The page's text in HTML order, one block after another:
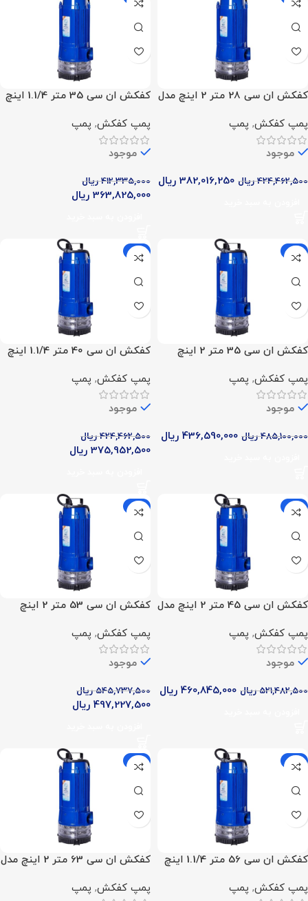
کفکش ان سی 28 متر 2 اینچ مدل
پمپ کفکش, پمپ
موجود
424,462,500 ریال 382,016,250 ریال
کفکش ان سی 35 متر 1.1/4 اینچ
پمپ کفکش, پمپ
موجود
412,335,000 ریال
363,825,000 ریال
-10%
کفکش ان سی 35 متر 2 اینچ
پمپ کفکش, پمپ
موجود
485,100,000 ریال 436,590,000 ریال
-11%
کفکش ان سی 40 متر 1.1/4 اینچ
پمپ کفکش, پمپ
موجود
424,462,500 ریال
375,952,500 ریال
-12%
کفکش ان سی 45 متر 2 اینچ مدل
پمپ کفکش, پمپ
موجود
521,482,500 ریال 460,845,000 ریال
-9%
کفکش ان سی 53 متر 2 اینچ
پمپ کفکش, پمپ
موجود
545,737,500 ریال
497,227,500 ریال
-11%
کفکش ان سی 56 متر 1.1/4 اینچ
پمپ کفکش, پمپ
-12%
کفکش ان سی 63 متر 2 اینچ مدل
پمپ کفکش, پمپ